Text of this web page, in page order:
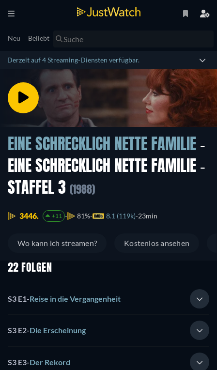
Neu Beliebt
Derzeit auf 4 Streaming-Diensten verfügbar.
EINE SCHRECKLICH NETTE FAMILIE -
EINE SCHRECKLICH NETTE FAMILIE -
STAFFEL 3 (1988)
3446. +11 81% 8.1 (119k) 23min
Wo kann ich streamen? Kostenlos ansehen
22 FOLGEN
S3 E1-Reise in die Vergangenheit
S3 E2-Die Erscheinung
S3 E3-Der Rekord